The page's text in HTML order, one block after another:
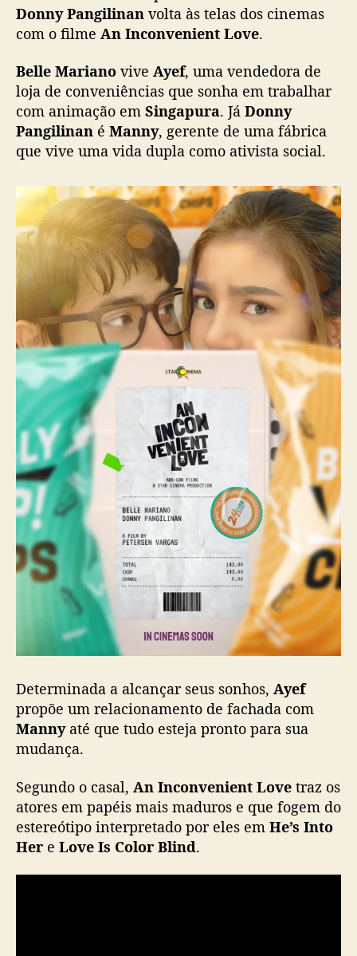
L
”
m
o
s
t
a
n
o
v
a
d
o
d
r
i
a
e
D
o
n
n
P
a
n
l
n
a
Donny Pangilinan volta às telas dos cinemas
com o filme An Inconvenient Love.
Belle Mariano vive Ayef, uma vendedora de
loja de conveniências que sonha em trabalhar
com animação em Singapura. Já Donny
Pangilinan é Manny, gerente de uma fábrica
que vive uma vida dupla como ativista social.
Determinada a alcançar seus sonhos, Ayef
propõe um relacionamento de fachada com
Mannyaté que tudo esteja pronto para sua
mudança.
Segundo o casal, An Inconvenient Love traz os
atores em papéis mais maduros e que fogem do
estereótipo interpretado por eles em He’s Into
Her e Love Is Color Blind.